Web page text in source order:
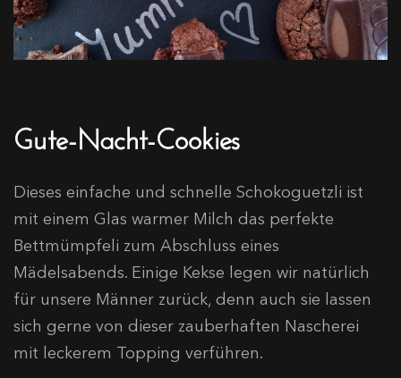
Gute-Nacht-Cookies
Dieses einfache und schnelle Schokoguetzli ist
mit einem Glas warmer Milch das perfekte
Bettmümpfeli zum Abschluss eines
Mädelsabends. Einige Kekse legen wir natürlich
für unsere Männer zurück, denn auch sie lassen
sich gerne von dieser zauberhaften Nascherei
mit leckerem Topping verführen.